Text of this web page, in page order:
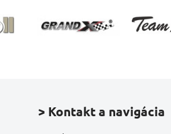
> Kontakt a navigácia